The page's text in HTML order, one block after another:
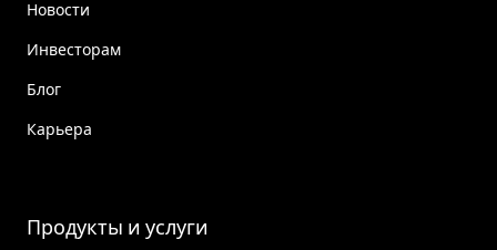
Новости
Инвесторам
Блог
Карьера
Продукты и услуги